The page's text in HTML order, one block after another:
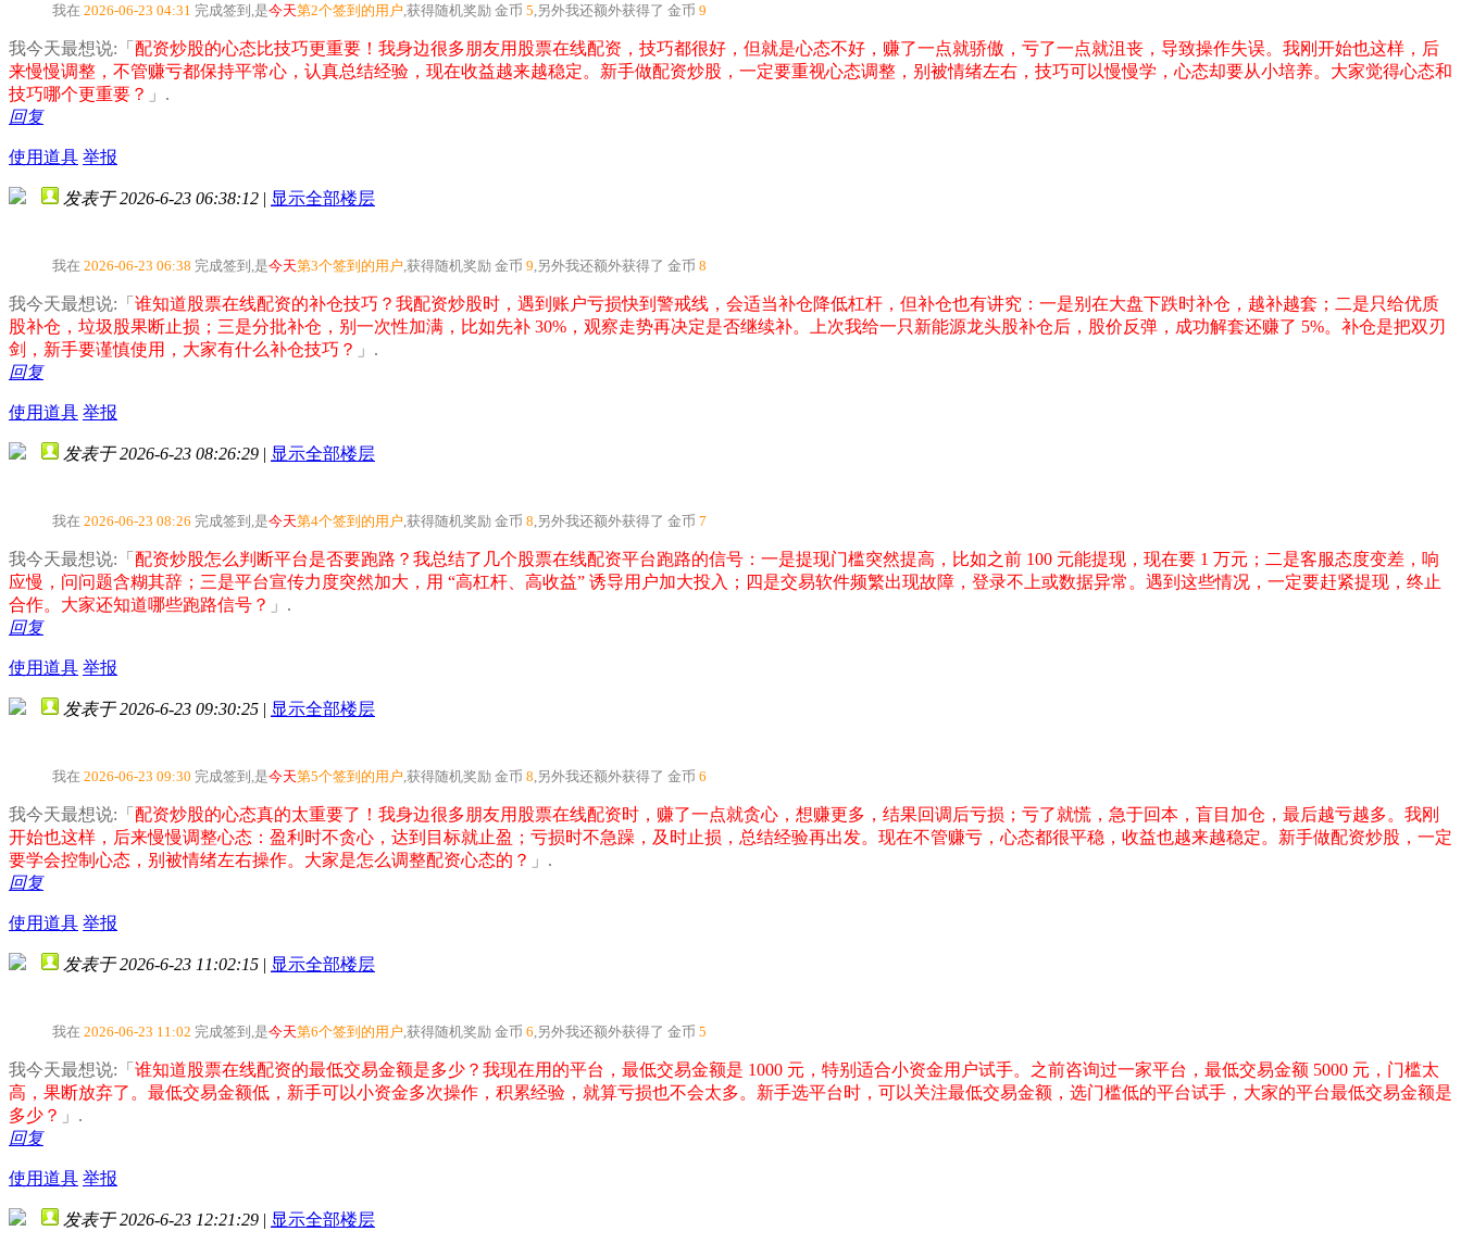
我在 2026-06-23 04:31 完成签到,是今天第2个签到的用户 ,获得随机奖励 金币 5 ,另外我还额外获得了 金币 9
我今天最想说:「 配资炒股的心态比技巧更重要！我身边很多朋友用股票在线配资，技巧都很好，但就是心态不好，赚了一点就骄傲，亏了一点就沮丧，导致操作失误。我刚开始也这样，后
来慢慢调整，不管赚亏都保持平常心，认真总结经验，现在收益越来越稳定。新手做配资炒股，一定要重视心态调整，别被情绪左右，技巧可以慢慢学，心态却要从小培养。大家觉得心态和
技巧哪个更重要？ 」.
回复
使用道具 举报
发表于 2026-6-23 06:38:12 | 显示全部楼层
我在 2026-06-23 06:38 完成签到,是今天第3个签到的用户 ,获得随机奖励 金币 9 ,另外我还额外获得了 金币 8
我今天最想说:「 谁知道股票在线配资的补仓技巧？我配资炒股时，遇到账户亏损快到警戒线，会适当补仓降低杠杆，但补仓也有讲究：一是别在大盘下跌时补仓，越补越套；二是只给优质
股补仓，垃圾股果断止损；三是分批补仓，别一次性加满，比如先补 30%，观察走势再决定是否继续补。上次我给一只新能源龙头股补仓后，股价反弹，成功解套还赚了 5%。补仓是把双刃
剑，新手要谨慎使用，大家有什么补仓技巧？ 」.
回复
使用道具 举报
发表于 2026-6-23 08:26:29 | 显示全部楼层
我在 2026-06-23 08:26 完成签到,是今天第4个签到的用户 ,获得随机奖励 金币 8 ,另外我还额外获得了 金币 7
我今天最想说:「 配资炒股怎么判断平台是否要跑路？我总结了几个股票在线配资平台跑路的信号：一是提现门槛突然提高，比如之前 100 元能提现，现在要 1 万元；二是客服态度变差，响
应慢，问问题含糊其辞；三是平台宣传力度突然加大，用 “高杠杆、高收益” 诱导用户加大投入；四是交易软件频繁出现故障，登录不上或数据异常。遇到这些情况，一定要赶紧提现，终止
合作。大家还知道哪些跑路信号？ 」.
回复
使用道具 举报
发表于 2026-6-23 09:30:25 | 显示全部楼层
我在 2026-06-23 09:30 完成签到,是今天第5个签到的用户 ,获得随机奖励 金币 8 ,另外我还额外获得了 金币 6
我今天最想说:「 配资炒股的心态真的太重要了！我身边很多朋友用股票在线配资时，赚了一点就贪心，想赚更多，结果回调后亏损；亏了就慌，急于回本，盲目加仓，最后越亏越多。我刚
开始也这样，后来慢慢调整心态：盈利时不贪心，达到目标就止盈；亏损时不急躁，及时止损，总结经验再出发。现在不管赚亏，心态都很平稳，收益也越来越稳定。新手做配资炒股，一定
要学会控制心态，别被情绪左右操作。大家是怎么调整配资心态的？ 」.
回复
使用道具 举报
发表于 2026-6-23 11:02:15 | 显示全部楼层
我在 2026-06-23 11:02 完成签到,是今天第6个签到的用户 ,获得随机奖励 金币 6 ,另外我还额外获得了 金币 5
我今天最想说:「 谁知道股票在线配资的最低交易金额是多少？我现在用的平台，最低交易金额是 1000 元，特别适合小资金用户试手。之前咨询过一家平台，最低交易金额 5000 元，门槛太
高，果断放弃了。最低交易金额低，新手可以小资金多次操作，积累经验，就算亏损也不会太多。新手选平台时，可以关注最低交易金额，选门槛低的平台试手，大家的平台最低交易金额是
多少？ 」.
回复
使用道具 举报
发表于 2026-6-23 12:21:29 | 显示全部楼层